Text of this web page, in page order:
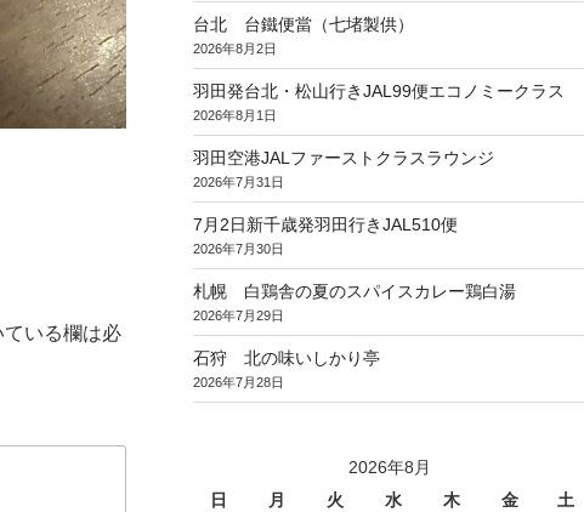
ている欄は必
台北 台鐵便當（七堵製供）
2026年8月2日
羽田発台北・松山行きJAL99便エコノミークラス
2026年8月1日
羽田空港JALファーストクラスラウンジ
2026年7月31日
7月2日新千歳発羽田行きJAL510便
2026年7月30日
札幌 白鶏舎の夏のスパイスカレー鶏白湯
2026年7月29日
石狩 北の味いしかり亭
2026年7月28日
2026年8月
日
月 火 水 木 金 土